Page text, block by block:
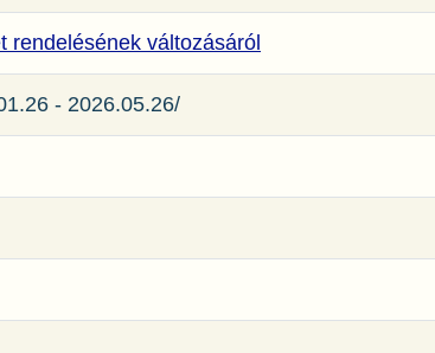
rendelésének változásáról
- 2026.05.26/